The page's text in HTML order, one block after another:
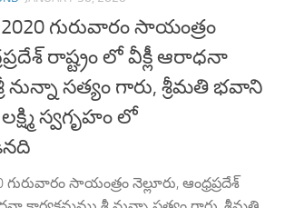
గురువారం సాయంత్రం
రాష్ట్రం లో వీక్లీ ఆరాధనా
నున్నా సత్యం గారు, శ్రీమతి భవాని
స్వగృహం లో
సాయంత్రం నెల్లూరు, ఆంధ్రప్రదేశ్